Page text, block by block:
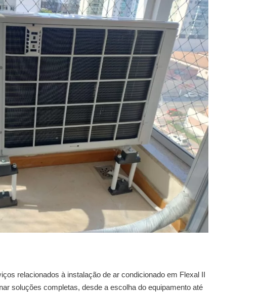
relacionados à instalação de ar condicionado em Flexal II
soluções completas, desde a escolha do equipamento até